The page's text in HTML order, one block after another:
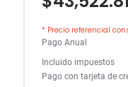
* Precio referencial
Pago Anual
Incluido impuestos
Pago con tarjeta de